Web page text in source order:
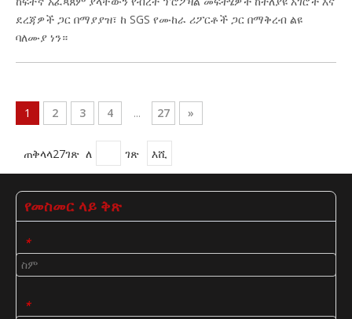
ደረጃዎች ጋር በማያያዝ፣ ከ SGS የሙከራ ሪፖርቶች ጋር በማቅረብ ልዩ
ባለሙያ ነን።
1 2 3 4 ... 27 »
ጠቅላላ27ገጽ ለ ገጽ እሺ
የመስመር ላይ ቅጽ
*
*